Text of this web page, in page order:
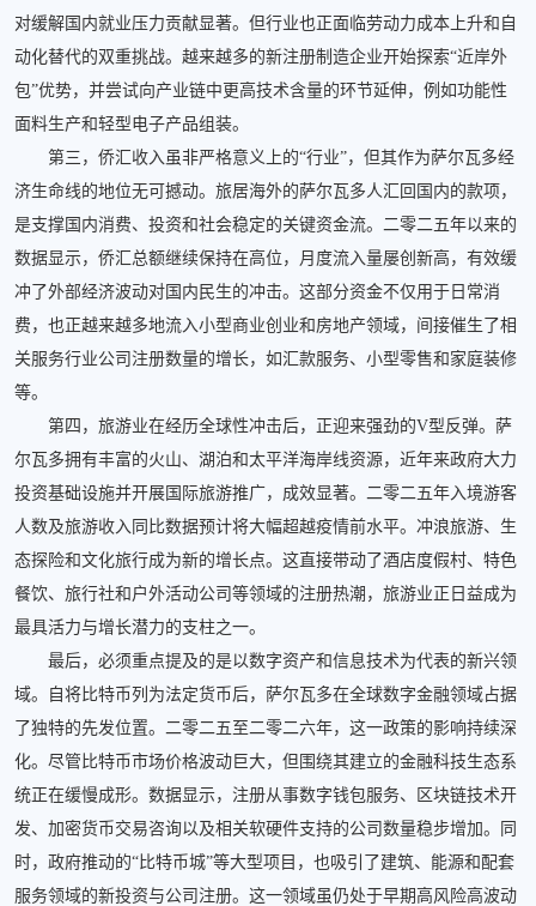
对缓解国内就业压力贡献显著。但行业也正面临劳动力成本上升和自
动化替代的双重挑战。越来越多的新注册制造企业开始探索“近岸外
包”优势，并尝试向产业链中更高技术含量的环节延伸，例如功能性
面料生产和轻型电子产品组装。
第三，侨汇收入虽非严格意义上的“行业”，但其作为萨尔瓦多经
济生命线的地位无可撼动。旅居海外的萨尔瓦多人汇回国内的款项，
是支撑国内消费、投资和社会稳定的关键资金流。二零二五年以来的
数据显示，侨汇总额继续保持在高位，月度流入量屡创新高，有效缓
冲了外部经济波动对国内民生的冲击。这部分资金不仅用于日常消
费，也正越来越多地流入小型商业创业和房地产领域，间接催生了相
关服务行业公司注册数量的增长，如汇款服务、小型零售和家庭装修
等。
第四，旅游业在经历全球性冲击后，正迎来强劲的V型反弹。萨
尔瓦多拥有丰富的火山、湖泊和太平洋海岸线资源，近年来政府大力
投资基础设施并开展国际旅游推广，成效显著。二零二五年入境游客
人数及旅游收入同比数据预计将大幅超越疫情前水平。冲浪旅游、生
态探险和文化旅行成为新的增长点。这直接带动了酒店度假村、特色
餐饮、旅行社和户外活动公司等领域的注册热潮，旅游业正日益成为
最具活力与增长潜力的支柱之一。
最后，必须重点提及的是以数字资产和信息技术为代表的新兴领
域。自将比特币列为法定货币后，萨尔瓦多在全球数字金融领域占据
了独特的先发位置。二零二五至二零二六年，这一政策的影响持续深
化。尽管比特币市场价格波动巨大，但围绕其建立的金融科技生态系
统正在缓慢成形。数据显示，注册从事数字钱包服务、区块链技术开
发、加密货币交易咨询以及相关软硬件支持的公司数量稳步增加。同
时，政府推动的“比特币城”等大型项目，也吸引了建筑、能源和配套
服务领域的新投资与公司注册。这一领域虽仍处于早期高风险高波动